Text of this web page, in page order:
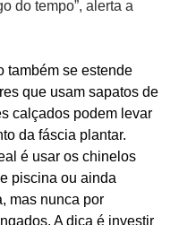
do tempo”, alerta a
também se estende
que usam sapatos de
calçados podem levar
da fáscia plantar.
é usar os chinelos
piscina ou ainda
mas nunca por
A dica é investir